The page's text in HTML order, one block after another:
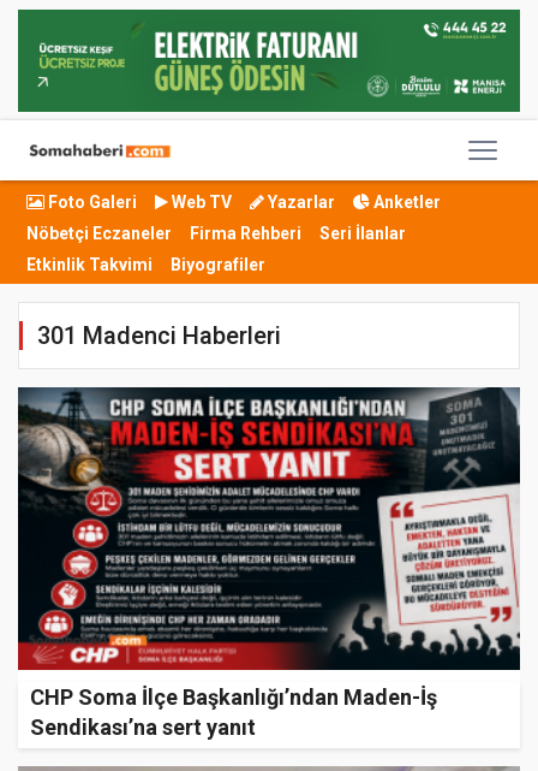
Foto Galeri Web TV Yazarlar
Anketler
Nöbetçi Eczaneler
Firma Rehberi
Seri İlanlar
Etkinlik Takvimi
Biyografiler
301 Madenci Haberleri
CHP Soma İlçe Başkanlığı’ndan Maden-İş
Sendikası’na sert yanıt